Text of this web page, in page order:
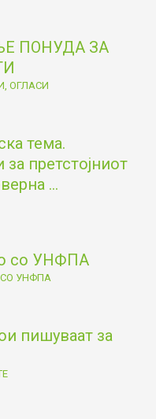
ПОНУДА ЗА
ОГЛАСИ
тема.
претстојниот
...
со УНФПА
СО УНФПА
пишуваат за